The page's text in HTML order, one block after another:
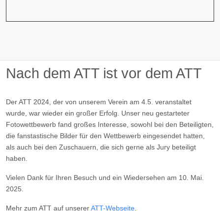
Nach dem ATT ist vor dem ATT
Der ATT 2024, der von unserem Verein am 4.5. veranstaltet
wurde, war wieder ein großer Erfolg. Unser neu gestarteter
Fotowettbewerb fand großes Interesse, sowohl bei den Beteiligten,
die fanstastische Bilder für den Wettbewerb eingesendet hatten,
als auch bei den Zuschauern, die sich gerne als Jury beteiligt
haben.
Vielen Dank für Ihren Besuch und ein Wiedersehen am 10. Mai.
2025.
Mehr zum ATT auf unsererATT-Webseite